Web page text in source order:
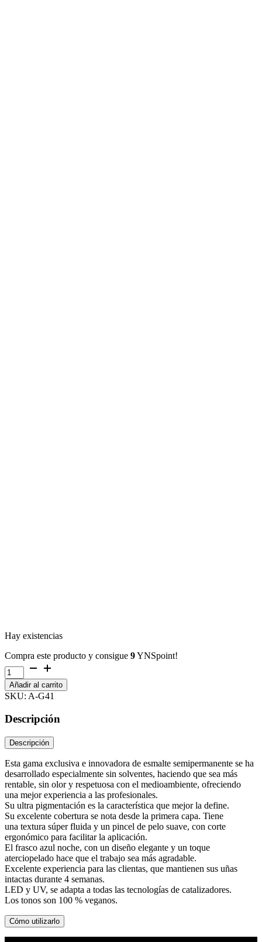
Hay existencias
Compra este producto y consigue 9YNSpoint!
The
Gel
Polish
G41
Añadir al carrito
SKU: A-G41
Descripción
Descripción
Esta gama exclusiva e innovadora de esmalte semipermanente se ha
desarrollado especialmente sin solventes, haciendo que sea más
rentable, sin olor y respetuosa con el medioambiente, ofreciendo
una mejor experiencia a las profesionales.
Su ultra pigmentación es la característica que mejor la define.
Su excelente cobertura se nota desde la primera capa. Tiene
una textura súper fluida y un pincel de pelo suave, con corte
ergonómico para facilitar la aplicación.
El frasco azul noche, con un diseño elegante y un toque
aterciopelado hace que el trabajo sea más agradable.
Excelente experiencia para las clientas, que mantienen sus uñas
intactas durante 4 semanas.
LED y UV, se adapta a todas las tecnologías de catalizadores.
Los tonos son 100 % veganos.
Cómo utilizarlo